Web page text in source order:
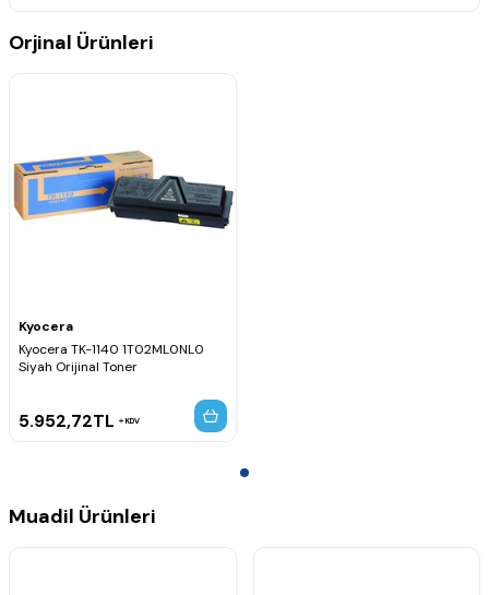
Orjinal Ürünleri
Kyocera
Kyocera TK-1140 1T02ML0NL0
Siyah Orijinal Toner
5.952,72TL KDV
Muadil Ürünleri